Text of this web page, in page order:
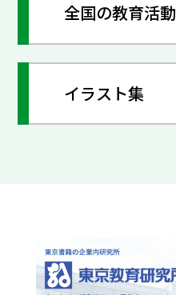
全国の教育活動
イラスト集